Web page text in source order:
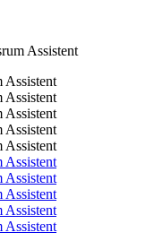
Assistent